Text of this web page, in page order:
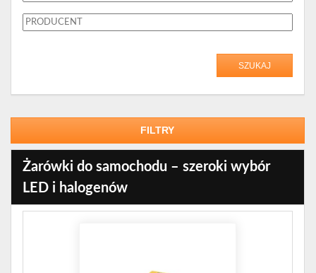
SZUKAJ
FILTRY
Żarówki do samochodu – szeroki wybór
LED i halogenów